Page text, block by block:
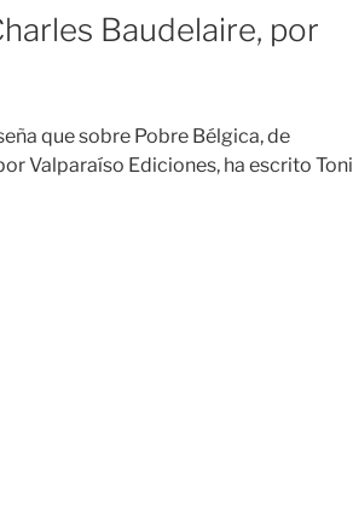
Baudelaire, por
que sobre Pobre Bélgica, de
Valparaíso Ediciones, ha escrito Toni